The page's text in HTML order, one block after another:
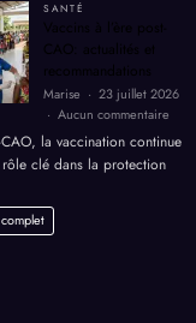
SANTÉ
Vaccins à l’ère post-
CAO: actualités et
recommandations
Marise
23 juillet 2026
Aucun commentaire
la vaccination continue
clé dans la protection